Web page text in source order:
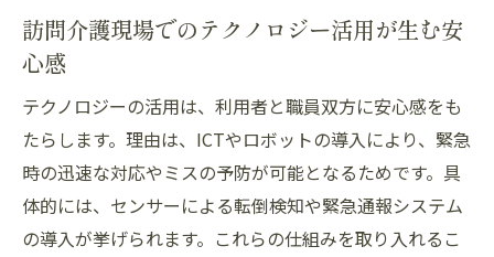
訪問介護現場でのテクノロジー活用が生む安
心感
テクノロジーの活用は、利用者と職員双方に安心感をも
たらします。理由は、ICTやロボットの導入により、緊急
時の迅速な対応やミスの予防が可能となるためです。具
体的には、センサーによる転倒検知や緊急通報システム
の導入が挙げられます。これらの仕組みを取り入れるこ